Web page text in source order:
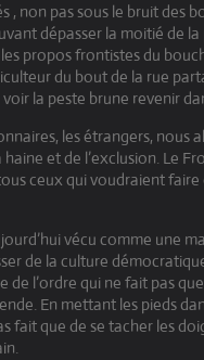
, non pas sous le bruit des
dépasser la moitié de
propos frontistes du
du bout de la rue
la peste brune revenir
les étrangers, nous
et de l’exclusion. Le
ceux qui voudraient
vécu comme une
de la culture
l’ordre qui ne fait pas
En mettant les pieds
fait que de se tacher les